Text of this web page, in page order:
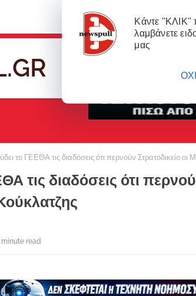
το ΓΕΕΘΑ τις διαδόσεις ότι περνούν Στρατοδικείο
τις διαδόσεις ότι
minute read
Κάντε ''ΚΛΙΚ''
λαμβάνετε
μας